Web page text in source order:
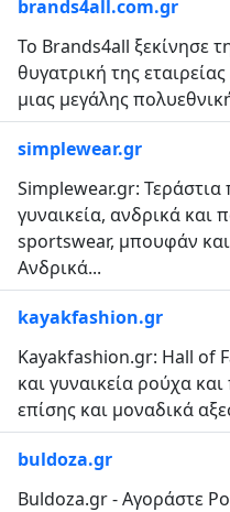
brands4all.com.gr
Το Brands4all ξεκίνησε
θυγατρική της
μιας μεγάλης
simplewear.gr
Simplewear.gr: Τεράστια
γυναικεία, ανδρικά και
sportswear, μπουφάν και
Ανδρικά...
kayakfashion.gr
Kayakfashion.gr: Hall of
και γυναικεία ρούχα
επίσης και μοναδικά
buldoza.gr
Βuldoza.gr - Αγοράστε